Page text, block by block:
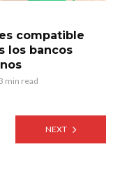
compatible
los bancos
min read
NEXT